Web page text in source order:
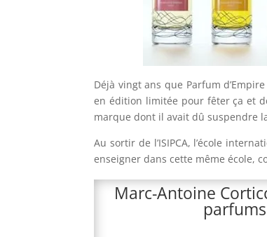
Déjà vingt ans que Parfum
en édition limitée pour fêter ça et
marque dont il avait dû suspendre
Au sortir de l’ISIPCA, l’école
enseigner dans cette même école,
Marc-Antoine
parfums